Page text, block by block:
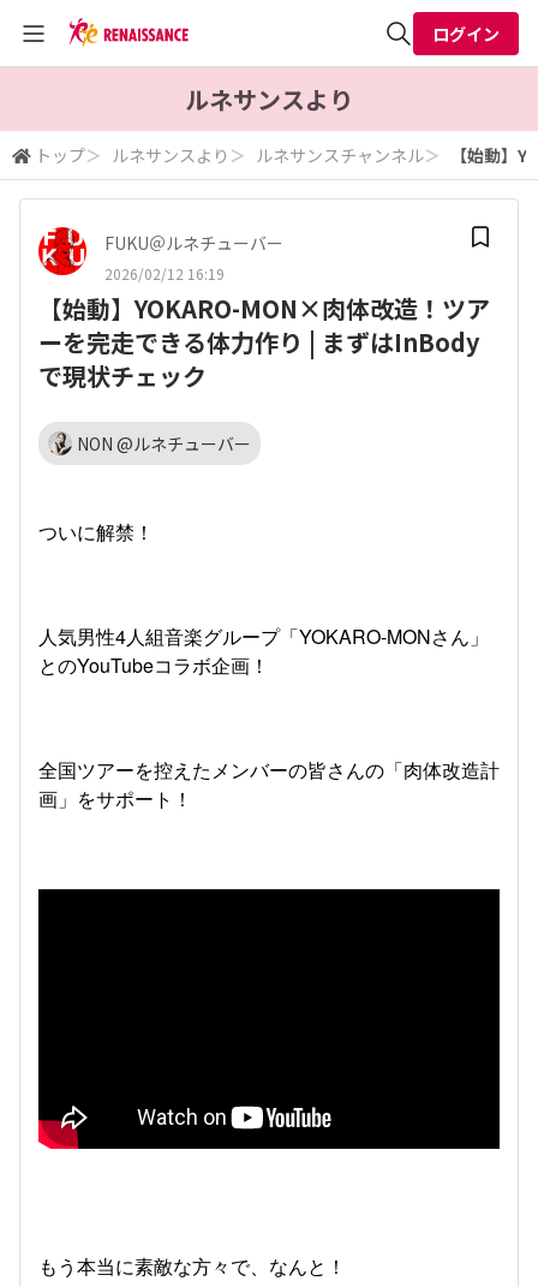
検索
ログイン
ルネサンスより
トップ＞ ルネサンスより ＞ ルネサンスチャンネル＞ 【始動】
FUKU＠ルネチューバー
2026/02/12 16:19
【始動】YOKARO-MON×肉体改造！ツア
ーを完走できる体力作り | まずはInBody
で現状チェック
NON @ルネチューバー
ついに解禁！
人気男性4人組音楽グループ「YOKARO-MONさん」
とのYouTubeコラボ企画！
全国ツアーを控えたメンバーの皆さんの「肉体改造計
画」をサポート！
もう本当に素敵な方々で、なんと！